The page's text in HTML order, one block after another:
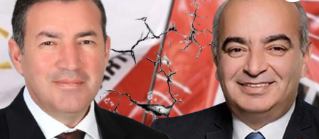
YAŞAM
Zonguldak